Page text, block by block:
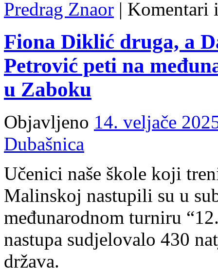
Predrag Znaor | Komentari
Fiona Diklić druga, a
Petrović peti na
u Zaboku
Objavljeno 14. veljače
Dubašnica
Učenici naše škole koji
Malinskoj nastupili su u
međunarodnom turniru
nastupa sudjelovalo 430
država.